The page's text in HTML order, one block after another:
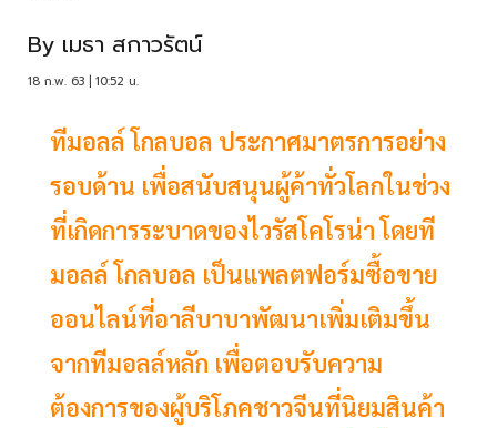
By เมธา สกาวรัตน์
18 ก.พ. 63 | 10:52 น.
ทีมอลล์ โกลบอล ประกาศมาตรการอย่าง
รอบด้าน เพื่อสนับสนุนผู้ค้าทั่วโลกในช่วง
ที่เกิดการระบาดของไวรัสโคโรน่า โดยที
มอลล์ โกลบอล เป็นแพลตฟอร์มซื้อขาย
ออนไลน์ที่อาลีบาบาพัฒนาเพิ่มเติมขึ้น
จากทีมอลล์หลัก เพื่อตอบรับความ
ต้องการของผู้บริโภคชาวจีนที่นิยมสินค้า